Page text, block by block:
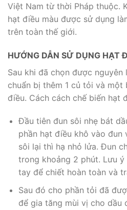
Việt Nam từ thời Pháp thuộc.
hạt điều màu được sử dụng
trên toàn thế giới.
HƯỚNG DẪN SỬ DỤNG HẠT
Sau khi đã chọn được nguyên
chuẩn bị thêm 1 củ tỏi và một
điều. Cách cách chế biến hạt
Đầu tiên đun sôi nhẹ bát
phần hạt điều khô vào đun
sôi lại thì hạ nhỏ lửa. Đun
trong khoảng 2 phút. Lưu
tay để chiết hoàn toàn và
Sau đó cho phần tỏi đã
để gia tăng mùi vị cho